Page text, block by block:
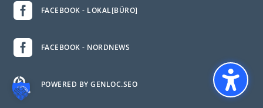
 FACEBOOK - LOKAL[BÜRO]
 FACEBOOK - NORDNEWS
 POWERED BY GENLOC.SEO